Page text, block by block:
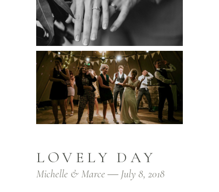
LOVELY DAY
Michelle & Marce ― July 8, 2018